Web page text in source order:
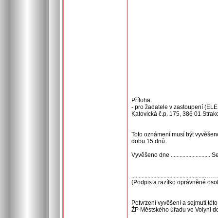
Příloha:
- pro žadatele v zastoupení
Katovická č.p. 175, 386 01
Toto oznámení musí být
dobu 15 dnů.
Vyvěšeno dne ...........................
(Podpis a razítko oprávněné
Potvrzení vyvěšení a sejmutí
ŽP Městského úřadu ve Volyni